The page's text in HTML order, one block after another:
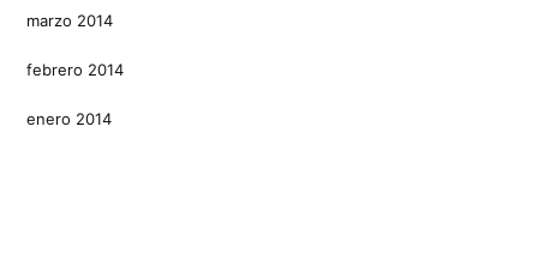
marzo 2014
febrero 2014
enero 2014